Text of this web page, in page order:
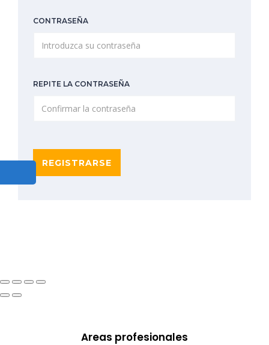
CONTRASEÑA
REPITE LA CONTRASEÑA
REGISTRARSE
Areas profesionales